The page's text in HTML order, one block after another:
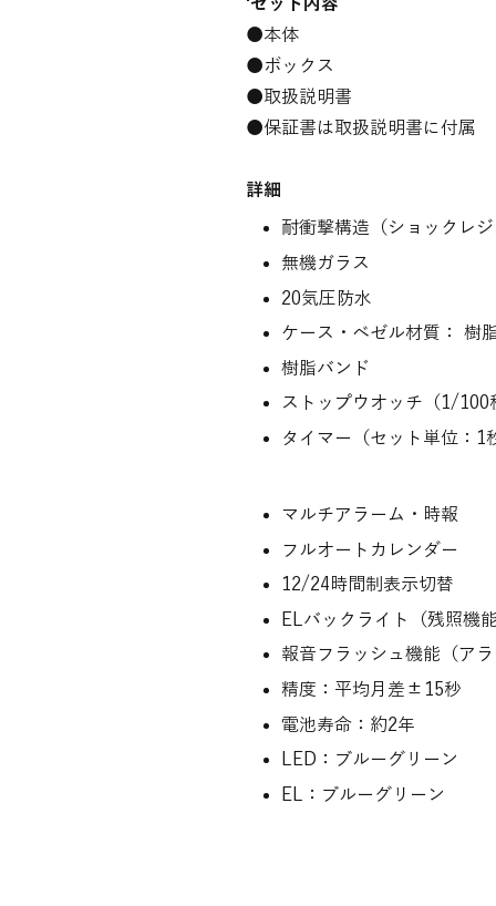
‘セット内容
●本体
●ボックス
●取扱説明書
●保証書は取扱説明書に付属
詳細
耐衝撃構造（ショックレ
無機ガラス
20気圧防水
ケース・ベゼル材質： 樹
樹脂バンド
ストップウオッチ（1/
タイマー（セット単位：1
マルチアラーム・時報
フルオートカレンダー
12/24時間制表示切替
ELバックライト（残照機
報音フラッシュ機能（ア
精度：平均月差±15秒
電池寿命：約2年
LED：ブルーグリーン
EL：ブルーグリーン